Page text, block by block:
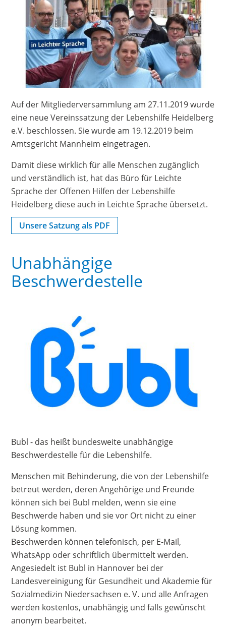
Auf der Mitgliederversammlung am 27.11.2019 wurde
eine neue Vereinssatzung der Lebenshilfe Heidelberg
e.V. beschlossen. Sie wurde am 19.12.2019 beim
Amtsgericht Mannheim eingetragen.
Damit diese wirklich für alle Menschen zugänglich
und verständlich ist, hat das Büro für Leichte
Sprache der Offenen Hilfen der Lebenshilfe
Heidelberg diese auch in Leichte Sprache übersetzt.
Unsere Satzung als PDF
Unabhängige
Beschwerdestelle
Bubl - das heißt bundesweite unabhängige
Beschwerdestelle für die Lebenshilfe.
Menschen mit Behinderung, die von der Lebenshilfe
betreut werden, deren Angehörige und Freunde
können sich bei Bubl melden, wenn sie eine
Beschwerde haben und sie vor Ort nicht zu einer
Lösung kommen.
Beschwerden können telefonisch, per E-Mail,
WhatsApp oder schriftlich übermittelt werden.
Angesiedelt ist Bubl in Hannover bei der
Landesvereinigung für Gesundheit und Akademie für
Sozialmedizin Niedersachsen e. V. und alle Anfragen
werden kostenlos, unabhängig und falls gewünscht
anonym bearbeitet.